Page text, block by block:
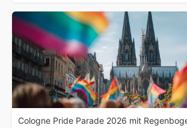
Cologne Pride Parade 2026 mit